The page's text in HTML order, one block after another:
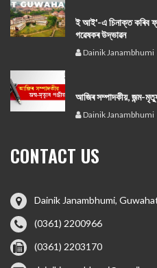
ই আই'-এ চিনাক্ত কৰিব
গৱেষকৰ উদ্ভাৱন
Dainik Janambhumi
আজিৰ সম্পাদকীয়, জন্ম-
Dainik Janambhumi
CONTACT US
Dainik Janambhumi,
(0361) 2200966
(0361) 2203170